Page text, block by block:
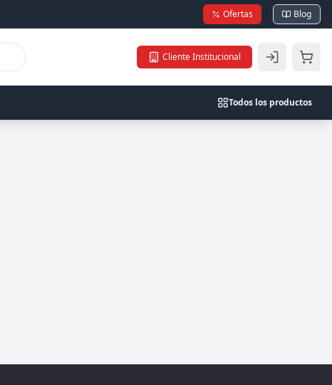
Ofertas Blog
Cliente Institucional
Todos los productos